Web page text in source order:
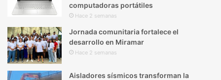
computadoras portátiles
Hace 2 semanas
Jornada comunitaria fortalece el
desarrollo en Miramar
Hace 2 semanas
Aisladores sísmicos transforman la